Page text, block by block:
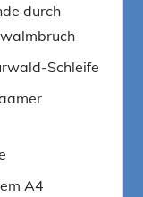
durch
Schleife
A4